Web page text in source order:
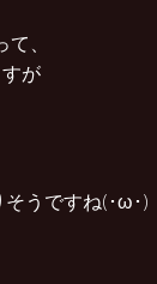
、
が
そうですね(･ω･)